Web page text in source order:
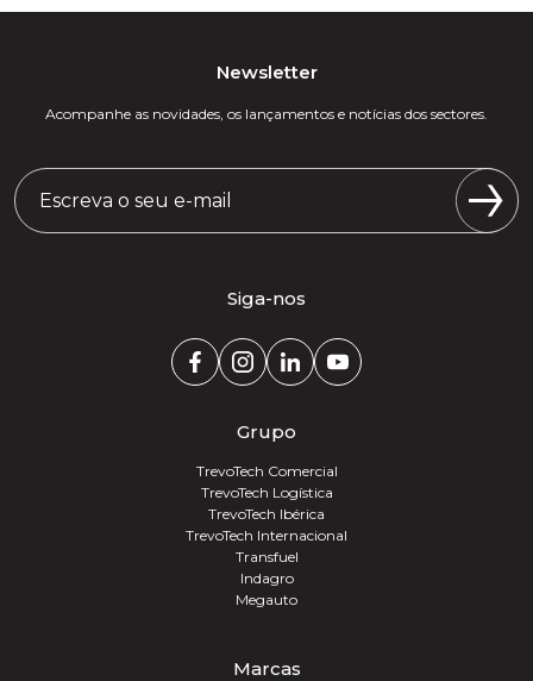
Newsletter
Acompanhe as novidades, os lançamentos e notícias dos sectores.
Siga-nos
Grupo
TrevoTech Comercial
TrevoTech Logística
TrevoTech Ibérica
TrevoTech Internacional
Transfuel
Indagro
Megauto
Marcas